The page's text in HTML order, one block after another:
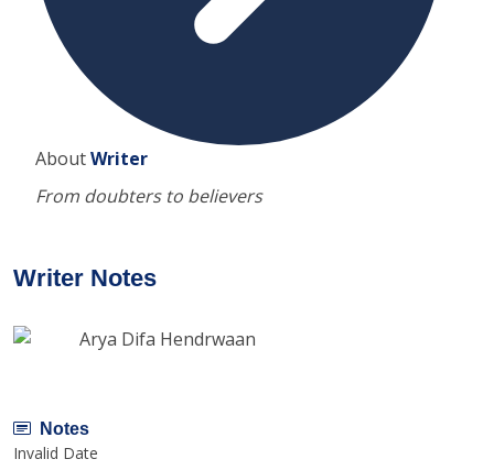
AboutWriter
From doubters to believers
Writer Notes
Arya Difa Hendrwaan
Notes
Invalid Date